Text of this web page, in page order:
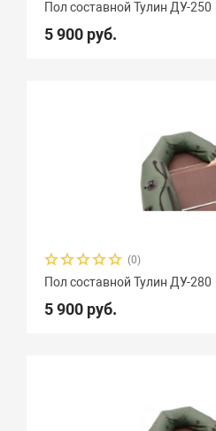
Пол составной Тулин ДУ-250
5 900 руб.
(0)
Пол составной Тулин ДУ-280
5 900 руб.